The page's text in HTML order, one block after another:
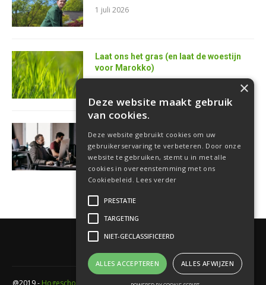
1 juli 2026
Laat ons het gras (en laat de woestijn
voor Marokko)
25 juni 2026
softwareontwikkelaar
18 juni 2026
×
Deze website maakt gebruik
van cookies.
Deze website gebruikt cookies om uw
gebruikerservaring te verbeteren. Door onze
website te gebruiken, stemt u in met alle
cookies in overeenstemming met ons
Cookiebeleid. Lees verder
PRESTATIE
TARGETING
NIET-GECLASSIFICEERD
ALLES ACCEPTEREN ALLES AFWIJZEN